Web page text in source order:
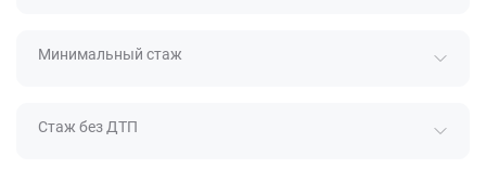
Минимальный стаж
Стаж без ДТП